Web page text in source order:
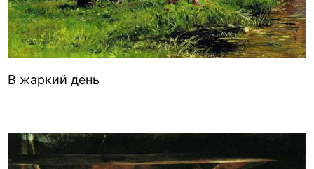
В жаркий день